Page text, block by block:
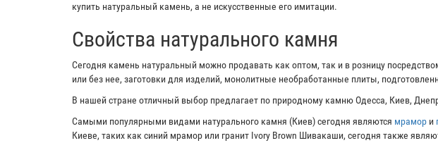
купить натуральный камень, а не искусственные его имитации.
Свойства натурального камня
Сегодня камень натуральный можно продавать как оптом, так и в розницу
или без нее, заготовки для изделий, монолитные необработанные плиты,
В нашей стране отличный выбор предлагает по природному камню Одесса, Киев,
Самыми популярными видами натурального камня (Киев) сегодня являются мрамор и
Киеве, таких как синий мрамор или гранит Ivory Brown Шивакаши, сегодня также